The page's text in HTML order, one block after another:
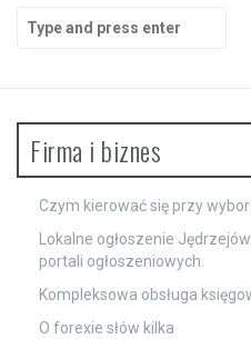
for:
Firma i biznes
Czym kierować się przy
Lokalne ogłoszenie
portali ogłoszeniowych.
Kompleksowa obsługa
O forexie słów kilka